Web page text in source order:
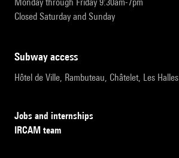
Closed Saturday and Sunday
subway access
Hôtel de Ville, Rambuteau, Châtelet, Les Halles
Jobs and internships
IRCAM team